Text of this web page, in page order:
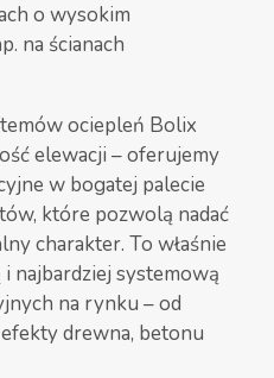
o wysokim
na ścianach
ociepleń Bolix
elewacji – oferujemy
w bogatej palecie
które pozwolą nadać
charakter. To właśnie
najbardziej systemową
na rynku – od
drewna, betonu